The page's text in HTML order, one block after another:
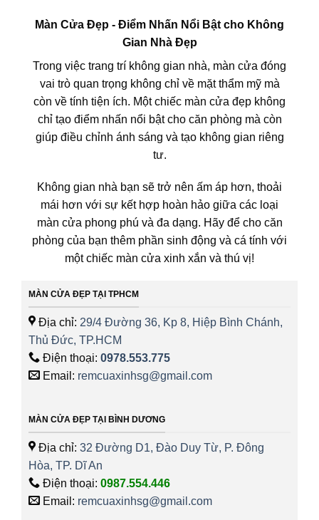
Màn Cửa Đẹp - Điểm Nhấn Nổi Bật cho Không
Gian Nhà Đẹp
Trong việc trang trí không gian nhà, màn cửa đóng
vai trò quan trọng không chỉ về mặt thẩm mỹ mà
còn về tính tiện ích. Một chiếc màn cửa đẹp không
chỉ tạo điểm nhấn nổi bật cho căn phòng mà còn
giúp điều chỉnh ánh sáng và tạo không gian riêng
tư.
Không gian nhà bạn sẽ trở nên ấm áp hơn, thoải
mái hơn với sự kết hợp hoàn hảo giữa các loại
màn cửa phong phú và đa dạng. Hãy để cho căn
phòng của bạn thêm phần sinh động và cá tính với
một chiếc màn cửa xinh xắn và thú vị!
MÀN CỬA ĐẸP TẠI TPHCM
Địa chỉ: 29/4 Đường 36, Kp 8, Hiệp Bình Chánh,
Thủ Đức, TP.HCM
Điện thoại: 0978.553.775
Email: remcuaxinhsg@gmail.com
MÀN CỬA ĐẸP TẠI BÌNH DƯƠNG
Địa chỉ: 32 Đường D1, Đào Duy Từ, P. Đông
Hòa, TP. Dĩ An
Điện thoại: 0987.554.446
Email: remcuaxinhsg@gmail.com